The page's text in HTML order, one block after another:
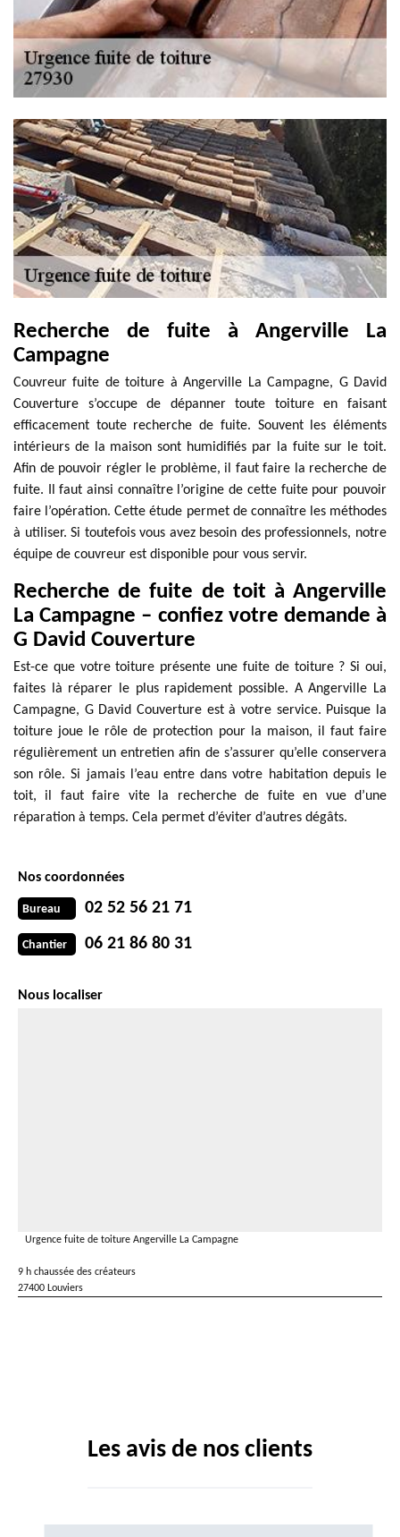
Recherche de fuite à Angerville La
Campagne
Couvreur fuite de toiture à Angerville La Campagne, G David
Couverture s’occupe de dépanner toute toiture en faisant
efficacement toute recherche de fuite. Souvent les éléments
intérieurs de la maison sont humidifiés par la fuite sur le toit.
Afin de pouvoir régler le problème, il faut faire la recherche de
fuite. Il faut ainsi connaître l’origine de cette fuite pour pouvoir
faire l’opération. Cette étude permet de connaître les méthodes
à utiliser. Si toutefois vous avez besoin des professionnels, notre
équipe de couvreur est disponible pour vous servir.
Recherche de fuite de toit à Angerville
La Campagne – confiez votre demande à
G David Couverture
Est-ce que votre toiture présente une fuite de toiture ? Si oui,
faites là réparer le plus rapidement possible. A Angerville La
Campagne, G David Couverture est à votre service. Puisque la
toiture joue le rôle de protection pour la maison, il faut faire
régulièrement un entretien afin de s’assurer qu’elle conservera
son rôle. Si jamais l’eau entre dans votre habitation depuis le
toit, il faut faire vite la recherche de fuite en vue d’une
réparation à temps. Cela permet d’éviter d’autres dégâts.
Nos coordonnées
Bureau 02 52 56 21 71
Chantier 06 21 86 80 31
Nous localiser
Urgence fuite de toiture Angerville La Campagne
9 h chaussée des créateurs
27400 Louviers
Les avis de nos clients